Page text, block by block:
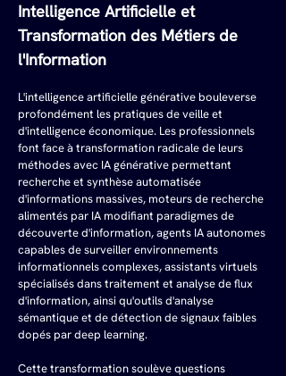
Intelligence Artificielle et
Transformation des Métiers de
l'Information
L'intelligence artificielle générative bouleverse
profondément les pratiques de veille et
d'intelligence économique. Les professionnels
font face à transformation radicale de leurs
méthodes avec IA générative permettant
recherche et synthèse automatisée
d'informations massives, moteurs de recherche
alimentés par IA modifiant paradigmes de
découverte d'information, agents IA autonomes
capables de surveiller environnements
informationnels complexes, assistants virtuels
spécialisés dans traitement et analyse de flux
d'information, ainsi qu'outils d'analyse
sémantique et de détection de signaux faibles
dopés par deep learning.
Cette transformation soulève questions